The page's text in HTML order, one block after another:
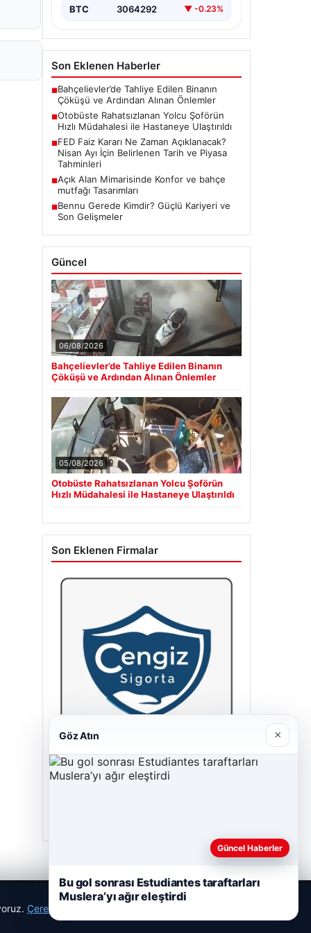
BTC 3064292 ▼ -0.23%
Son Eklenen Haberler
■Bahçelievler’de Tahliye Edilen Binanın
Çöküşü ve Ardından Alınan Önlemler
■Otobüste Rahatsızlanan Yolcu Şoförün
Hızlı Müdahalesi ile Hastaneye Ulaştırıldı
■FED Faiz Kararı Ne Zaman Açıklanacak?
Nisan Ayı İçin Belirlenen Tarih ve Piyasa
Tahminleri
■Açık Alan Mimarisinde Konfor ve bahçe
mutfağı Tasarımları
■Bennu Gerede Kimdir? Güçlü Kariyeri ve
Son Gelişmeler
Güncel
06/08/2026
Bahçelievler’de Tahliye Edilen Binanın
Çöküşü ve Ardından Alınan Önlemler
05/08/2026
Otobüste Rahatsızlanan Yolcu Şoförün
Hızlı Müdahalesi ile Hastaneye Ulaştırıldı
Son Eklenen Firmalar
Cengiz Sigorta
Çerez Politikamız
Göz Atın ×
Güncel Haberler
Bu gol sonrası Estudiantes taraftarları
Muslera’yı ağır eleştirdi